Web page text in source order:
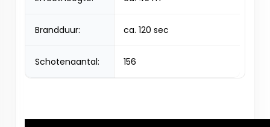
Brandduur: ca. 120 sec
Schotenaantal: 156